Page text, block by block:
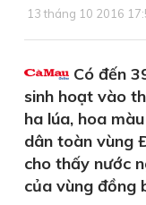
13 tháng 10 2016
Có đến
sinh hoạt vào
ha lúa, hoa
dân toàn vùng
cho thấy nước
của vùng đồng